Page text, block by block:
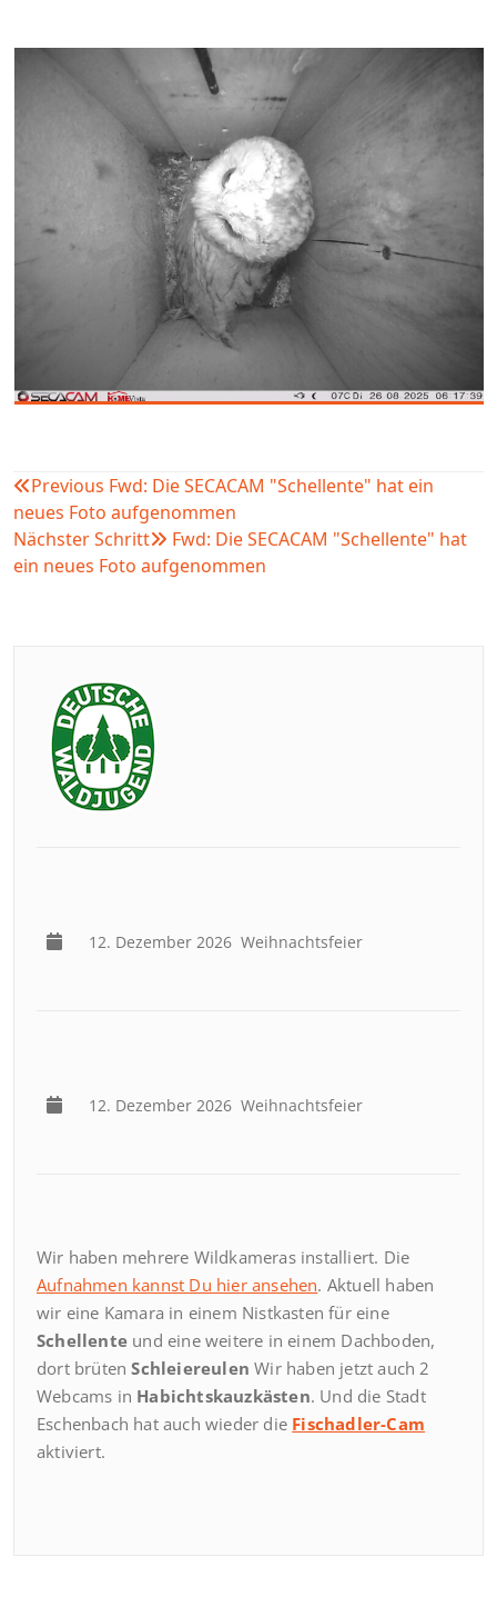
Beitragsnavigation
Previous Fwd: Die SECACAM "Schellente" hat ein
neues Foto aufgenommen
Nächster Schritt
Fwd: Die SECACAM "Schellente" hat
ein neues Foto aufgenommen
12. Dezember 2026 Weihnachtsfeier
12. Dezember 2026 Weihnachtsfeier
Wir haben mehrere Wildkameras installiert. Die
Aufnahmen kannst Du hier ansehen. Aktuell haben
wir eine Kamara in einem Nistkasten für eine
Schellente und eine weitere in einem Dachboden,
dort brütenSchleiereulen Wir haben jetzt auch 2
Webcams in Habichtskauzkästen. Und die Stadt
Eschenbach hat auch wieder die Fischadler-Cam
aktiviert.